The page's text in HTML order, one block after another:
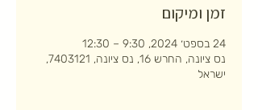
זמן ומיקום
24 בספט׳ 2024, 9:30 – 12:30
נס ציונה, החרש 16, נס ציונה, 7403121,
ישראל